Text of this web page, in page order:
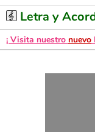
Letra y
¡ Visita nuestro nuevo